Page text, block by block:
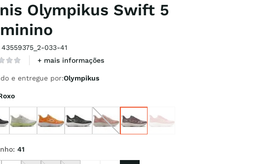
Olympikus Swift 5
43559375_2-033-41
+ mais informações
e entregue por:Olympikus
: 41